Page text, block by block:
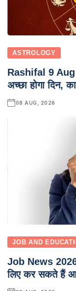
ASTROLOGY
Rashifal 9 Aug
अच्छा होगा दिन,
08 AUG, 2026
JOB AND
Job News
लिए कर सकते हैं